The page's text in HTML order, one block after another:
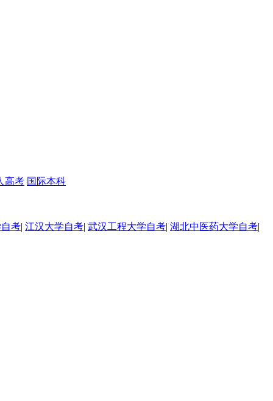
高考 国际本科
考| 江汉大学自考| 武汉工程大学自考| 湖北中医药大学自考|